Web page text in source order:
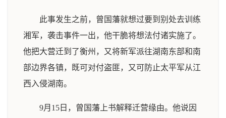
此事发生之前，曾国藩就想过要到别处去训练
湘军，袭击事件一出，他干脆将想法付诸实施了。
他把大营迁到了衡州，又将新军派往湖南东部和南
部边界各镇，既可对付盗匪，又可防止太平军从江
西入侵湖南。
9月15日，曾国藩上书解释迁营缘由。他说因